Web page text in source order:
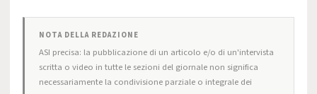
NOTA DELLA REDAZIONE
ASI precisa: la pubblicazione di un articolo e/o di un'intervista
scritta o video in tutte le sezioni del giornale non significa
necessariamente la condivisione parziale o integrale dei